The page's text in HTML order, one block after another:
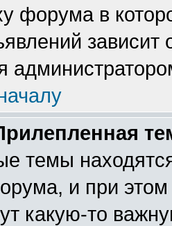
форума в
зависит
темы
и при
какую-то